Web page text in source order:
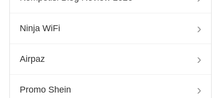
Ninja WiFi ›
Airpaz ›
Promo Shein ›